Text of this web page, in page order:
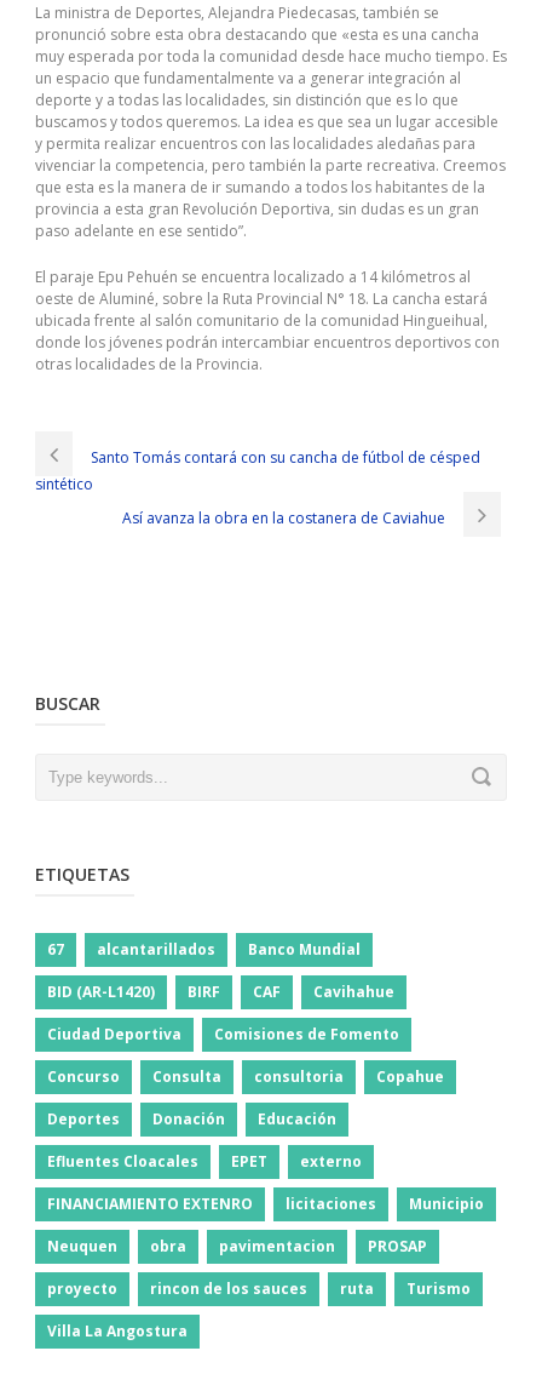
La ministra de Deportes, Alejandra Piedecasas, también se
pronunció sobre esta obra destacando que «esta es una cancha
muy esperada por toda la comunidad desde hace mucho tiempo. Es
un espacio que fundamentalmente va a generar integración al
deporte y a todas las localidades, sin distinción que es lo que
buscamos y todos queremos. La idea es que sea un lugar accesible
y permita realizar encuentros con las localidades aledañas para
vivenciar la competencia, pero también la parte recreativa. Creemos
que esta es la manera de ir sumando a todos los habitantes de la
provincia a esta gran Revolución Deportiva, sin dudas es un gran
paso adelante en ese sentido”.
El paraje Epu Pehuén se encuentra localizado a 14 kilómetros al
oeste de Aluminé, sobre la Ruta Provincial N° 18. La cancha estará
ubicada frente al salón comunitario de la comunidad Hingueihual,
donde los jóvenes podrán intercambiar encuentros deportivos con
otras localidades de la Provincia.
Santo Tomás contará con su cancha de fútbol de césped
sintético
Así avanza la obra en la costanera de Caviahue
BUSCAR
ETIQUETAS
67 alcantarillados Banco Mundial
BID (AR-L1420) BIRF CAF Cavihahue
Ciudad Deportiva Comisiones de Fomento
Concurso Consulta consultoria Copahue
Deportes Donación Educación
Efluentes Cloacales EPET externo
FINANCIAMIENTO EXTENRO licitaciones Municipio
Neuquen obra pavimentacion PROSAP
proyecto rincon de los sauces ruta Turismo
Villa La Angostura